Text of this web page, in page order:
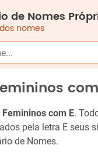
de Nomes
nomes
com E.
pela letra E seus
de Nomes.